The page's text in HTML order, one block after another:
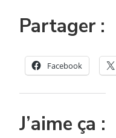
Partager :
Facebook
J’aime ça :